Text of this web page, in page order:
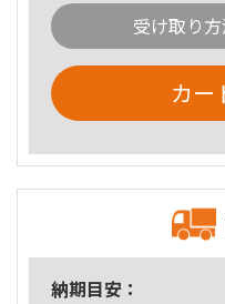
受け取り
カー
納期目安：